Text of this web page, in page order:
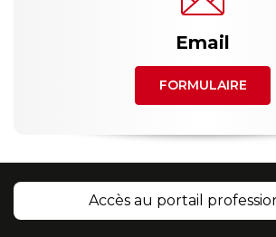
Email
FORMULAIRE
Accès au portail